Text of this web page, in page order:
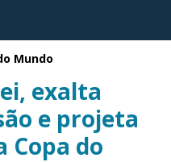
Mundo
exalta
e projeta
Copa do